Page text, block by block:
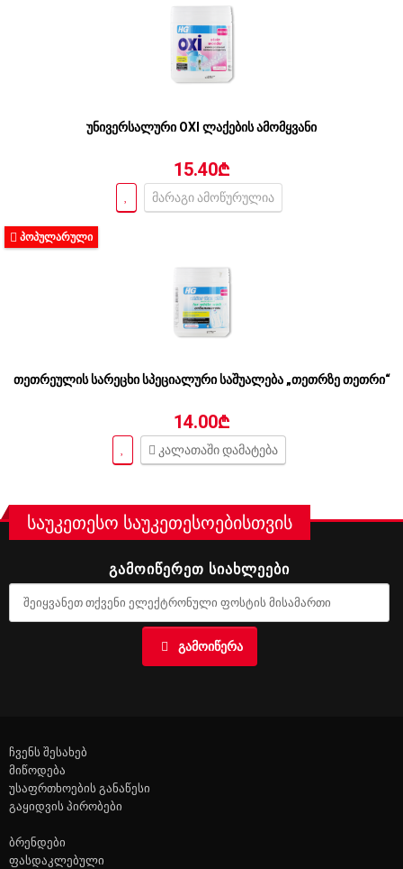
უნივერსალური OXI ლაქების ამომყვანი
15.40₾
მარაგი ამოწურულია
ᲞᲝᲞᲣᲚᲐᲠᲣᲚᲘ
თეთრეულის სარეცხი სპეციალური საშუალება „თეთრზე თეთრი“
14.00₾
კალათაში დამატება
საუკეთესო საუკეთესოებისთვის
ᲒᲐᲛᲝᲘᲬᲔᲠᲔᲗ ᲡᲘᲐᲮᲚᲔᲔᲑᲘ
ᲒᲐᲛᲝᲘᲬᲔᲠᲐ
ჩვენს შესახებ
მიწოდება
უსაფრთხოების განაწესი
გაყიდვის პირობები
ბრენდები
ფასდაკლებული